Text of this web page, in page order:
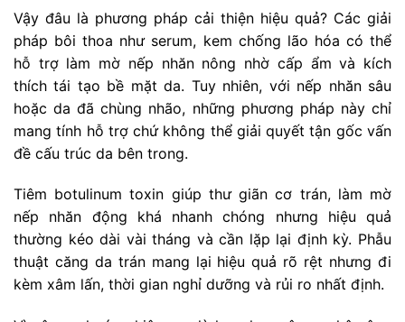
Vậy đâu là phương pháp cải thiện hiệu quả? Các giải
pháp bôi thoa như serum, kem chống lão hóa có thể
hỗ trợ làm mờ nếp nhăn nông nhờ cấp ẩm và kích
thích tái tạo bề mặt da. Tuy nhiên, với nếp nhăn sâu
hoặc da đã chùng nhão, những phương pháp này chỉ
mang tính hỗ trợ chứ không thể giải quyết tận gốc vấn
đề cấu trúc da bên trong.
Tiêm botulinum toxin giúp thư giãn cơ trán, làm mờ
nếp nhăn động khá nhanh chóng nhưng hiệu quả
thường kéo dài vài tháng và cần lặp lại định kỳ. Phẫu
thuật căng da trán mang lại hiệu quả rõ rệt nhưng đi
kèm xâm lấn, thời gian nghỉ dưỡng và rủi ro nhất định.